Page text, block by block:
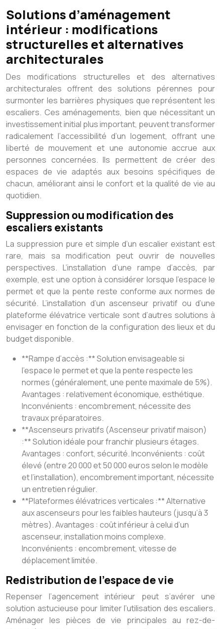
Solutions d’aménagement
intérieur : modifications
structurelles et alternatives
architecturales
Des modifications structurelles et des alternatives
architecturales offrent des solutions pérennes pour
surmonter les barrières physiques que représentent les
escaliers. Ces aménagements, bien que nécessitant un
investissement initial plus important, peuvent transformer
radicalement l’accessibilité d’un logement, offrant une
liberté de mouvement et une autonomie accrue aux
personnes concernées. Ils permettent de créer des
espaces de vie adaptés aux besoins spécifiques de
chacun, améliorant ainsi le confort et la qualité de vie au
quotidien.
Suppression ou modification des
escaliers existants
La suppression pure et simple d’un escalier existant est
rare, mais sa modification peut ouvrir de nouvelles
perspectives. L’installation d’une rampe d’accès, par
exemple, est une option à considérer lorsque l’espace le
permet et que la pente reste conforme aux normes de
sécurité. L’installation d’un ascenseur privatif ou d’une
plateforme élévatrice verticale sont d’autres solutions à
envisager en fonction de la configuration des lieux et du
budget disponible.
**Rampe d’accès :** Solution envisageable si
l’espace le permet et que la pente respecte les
normes (généralement, une pente maximale de 5%).
Avantages : relativement économique, esthétique.
Inconvénients : encombrement, nécessite des
travaux préparatoires.
**Ascenseurs privatifs (Ascenseur privatif maison)
:** Solution idéale pour franchir plusieurs étages.
Avantages : confort, sécurité. Inconvénients : coût
élevé (entre 20 000 et 50 000 euros selon le modèle
et l’installation), encombrement important, nécessite
un entretien régulier.
**Plateformes élévatrices verticales :** Alternative
aux ascenseurs pour les faibles hauteurs (jusqu’à 3
mètres). Avantages : coût inférieur à celui d’un
ascenseur, installation moins complexe.
Inconvénients : encombrement, vitesse de
déplacement limitée.
Redistribution de l’espace de vie
Repenser l’agencement intérieur peut s’avérer une
solution astucieuse pour limiter l’utilisation des escaliers.
Aménager les pièces de vie principales au rez-de-